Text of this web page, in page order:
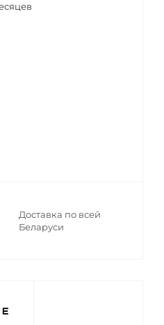
Доставка по всей
Беларуси